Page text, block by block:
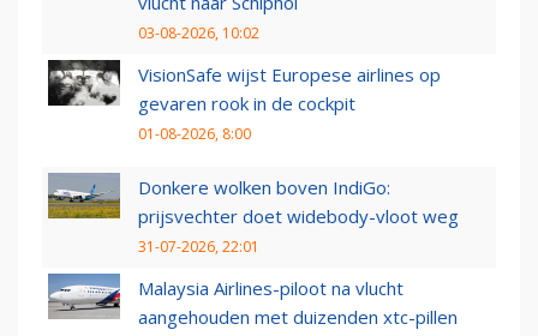
03-08-2026, 10:02
VisionSafe wijst Europese airlines op
gevaren rook in de cockpit
01-08-2026, 8:00
Donkere wolken boven IndiGo:
prijsvechter doet widebody-vloot weg
31-07-2026, 22:01
Malaysia Airlines-piloot na vlucht
aangehouden met duizenden xtc-pillen